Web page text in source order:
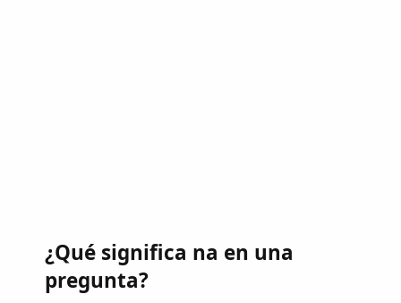
¿Qué significa na en una
pregunta?